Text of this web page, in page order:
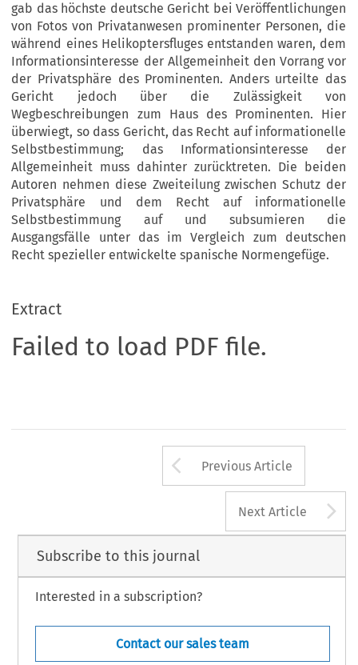
gab das höchste deutsche Gericht bei Veröffentlichungen
von Fotos von Privatanwesen prominenter Personen, die
während eines Helikoptersfluges entstanden waren, dem
Informationsinteresse der Allgemeinheit den Vorrang vor
der Privatsphäre des Prominenten. Anders urteilte das
Gericht jedoch über die Zulässigkeit von
Wegbeschreibungen zum Haus des Prominenten. Hier
überwiegt, so dass Gericht, das Recht auf informationelle
Selbstbestimmung; das Informationsinteresse der
Allgemeinheit muss dahinter zurücktreten. Die beiden
Autoren nehmen diese Zweiteilung zwischen Schutz der
Privatsphäre und dem Recht auf informationelle
Selbstbestimmung auf und subsumieren die
Ausgangsfälle unter das im Vergleich zum deutschen
Recht spezieller entwickelte spanische Normengefüge.
Extract
Failed to load PDF file.
Arrow button
Previous Article
Next Article
Subscribe to this journal
Interested in a subscription?
Contact our sales team